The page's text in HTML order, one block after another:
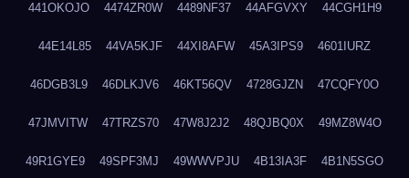
441OKOJO 4474ZR0W 4489NF37 44AFGVXY 44CGH1H9
44E14L85 44VA5KJF 44XI8AFW 45A3IPS9 4601IURZ
46DGB3L9 46DLKJV6 46KT56QV 4728GJZN 47CQFY0O
47JMVITW 47TRZS70 47W8J2J2 48QJBQ0X 49MZ8W4O
49R1GYE9 49SPF3MJ 49WWVPJU 4B13IA3F 4B1N5SGO